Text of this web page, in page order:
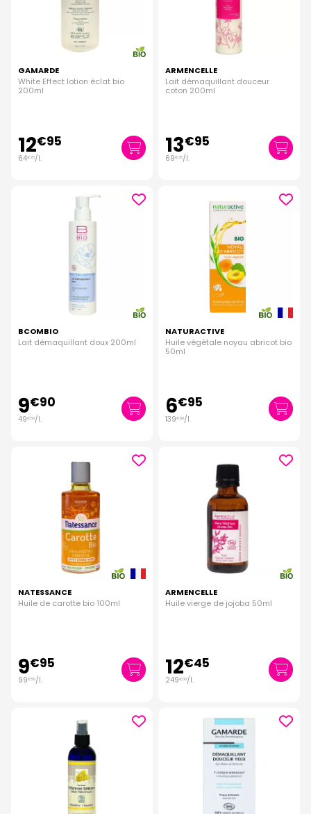
GAMARDE
White Effect lotion éclat bio
200ml
12€95
64€75/l.
ARMENCELLE
Lait démaquillant douceur
coton 200ml
13€95
69€75/l.
BCOMBIO
Lait démaquillant doux 200ml
9€90
49€50/l.
NATURACTIVE
Huile végétale noyau abricot bio
50ml
6€95
139€00/l.
NATESSANCE
Huile de carotte bio 100ml
9€95
99€50/l.
ARMENCELLE
Huile vierge de jojoba 50ml
12€45
249€00/l.